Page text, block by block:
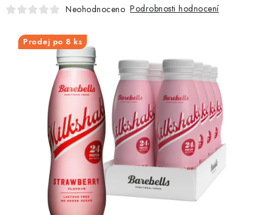
ZACHRAŇTE PRODUKTY
Doprava a platba
Obchodní podmínky
Podmínky ochrany osobních údajů
Servis a reklamace
Vrácení zboží
Neohodnoceno Podrobnosti hodnocení
Prodej po 8 ks